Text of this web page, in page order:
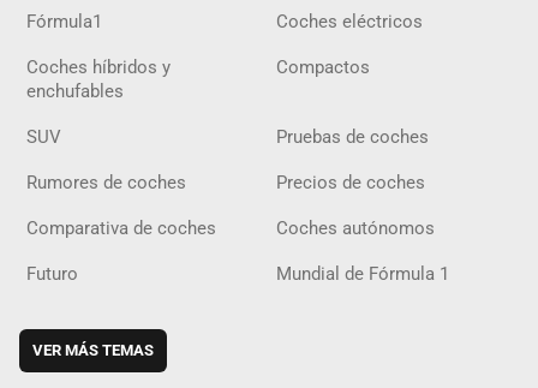
Fórmula1 Coches eléctricos
Coches híbridos y
enchufables
Compactos
SUV Pruebas de coches
Rumores de coches Precios de coches
Comparativa de coches Coches autónomos
Futuro Mundial de Fórmula 1
VER MÁS TEMAS